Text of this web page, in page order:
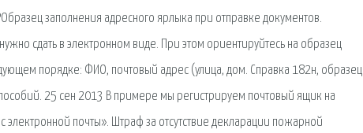
заполнения адресного ярлыка при отправке документов.
сдать в электронном виде. При этом ориентируйтесь на образец
порядке: ФИО, почтовый адрес (улица, дом. Справка 182н, образец
25 сен 2013 В примере мы регистрируем почтовый ящик на
почты». Штраф за отсутствие декларации пожарной